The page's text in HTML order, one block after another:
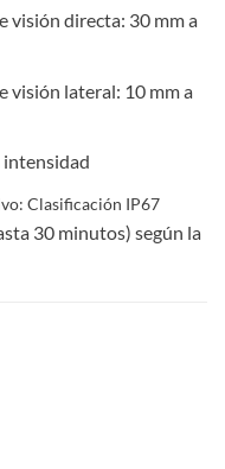
visión directa: 30 mm a
visión lateral: 10 mm a
intensidad
Clasificación IP67
30 minutos) según la